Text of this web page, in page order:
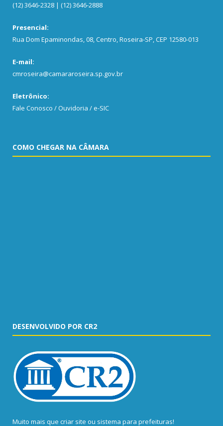
(12) 3646-2328 | (12) 3646-2888
Presencial:
Rua Dom Epaminondas, 08, Centro, Roseira-SP, CEP 12580-013
E-mail:
cmroseira@camararoseira.sp.gov.br
Eletrônico:
Fale Conosco / Ouvidoria / e-SIC
COMO CHEGAR NA CÂMARA
DESENVOLVIDO POR CR2
Muito mais que criar site ou sistema para prefeituras!